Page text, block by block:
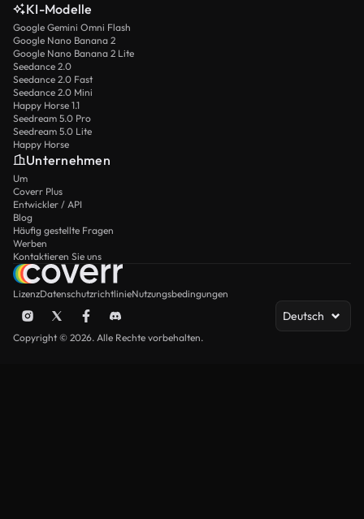
KI-Modelle
Google Gemini Omni Flash
Google Nano Banana 2
Google Nano Banana 2 Lite
Seedance 2.0
Seedance 2.0 Fast
Seedance 2.0 Mini
Happy Horse 1.1
Seedream 5.0 Pro
Seedream 5.0 Lite
Happy Horse
Unternehmen
Um
Coverr Plus
Entwickler / API
Blog
Häufig gestellte Fragen
Werben
Kontaktieren Sie uns
LizenzDatenschutzrichtlinieNutzungsbedingungen
Deutsch
Copyright © 2026. Alle Rechte vorbehalten.